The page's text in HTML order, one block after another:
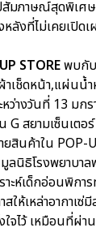
มภาษณ์สุดพิเศ
ลังที่ไม่เคยเปิด
STOREพบกั
าเช็ดหน้า,แผ่น
ว่างวันที่ 13 มก
สยามเซ็นเตอ
ยสินค้าใน
นิธิโรงพยาบาล
าะห์เด็กอ่อนพิก
ให้เหล่าอากาเ
จไว้ เหมือนที่ผ่า